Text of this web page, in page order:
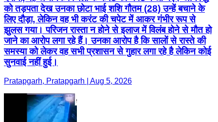
को तड़पता देख उनका छोटा भाई शशि गौतम (28) उन्हें बचाने के
लिए दौड़ा, लेकिन वह भी करंट की चपेट में आकर गंभीर रूप से
झुलस गया। परिजन रास्ता न होने से इलाज में विलंब होने से मौत हो
जाने का आरोप लगा रहे हैं। उनका आरोप है कि सालों से रास्ते की
समस्या को लेकर वह सभी प्रशासन से गुहार लगा रहे है लेकिन कोई
सुनवाई नहीं हुई।
Pratapgarh, Pratapgarh | Aug 5, 2026